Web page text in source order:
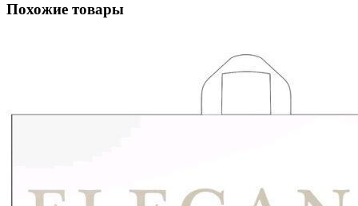
Похожие товары